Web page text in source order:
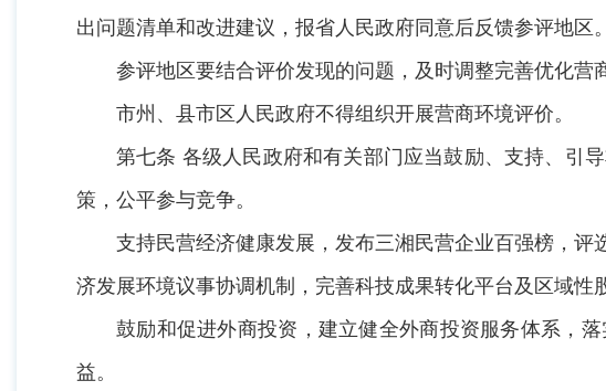
出问题清单和改进建议，报省人民政府同意后反馈参评地区。
参评地区要结合评价发现的问题，及时调整完善优化营
市州、县市区人民政府不得组织开展营商环境评价。
第七条 各级人民政府和有关部门应当鼓励、支持、引
策，公平参与竞争。
支持民营经济健康发展，发布三湘民营企业百强榜，
济发展环境议事协调机制，完善科技成果转化平台及区域性
鼓励和促进外商投资，建立健全外商投资服务体系，
益。